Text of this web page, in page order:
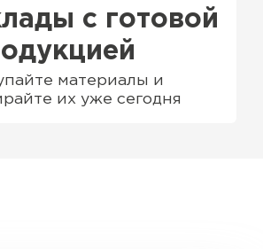
с готовой
материалы и
их уже сегодня